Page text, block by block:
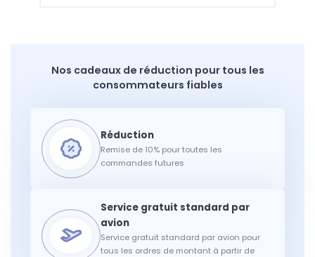
Nos cadeaux de réduction pour tous les
consommateurs fiables
Remise de 10% pour toutes les
commandes futures
Service gratuit standard par avion pour
tous les ordres de montant à partir de